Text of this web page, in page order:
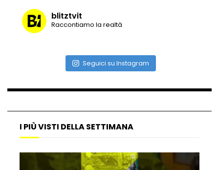
male
blitztvit
Raccontiamo la realtà
Seguici su Instagram
I PIÙ VISTI DELLA SETTIMANA